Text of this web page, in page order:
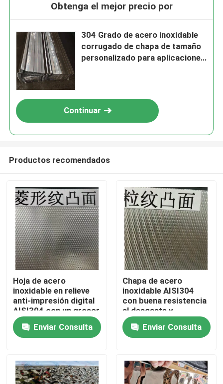
En casa
Productos
Obtenga el mejor precio por
304 Grado de acero inoxidable
corrugado de chapa de tamaño
personalizado para aplicaciones
Continuar
Productos recomendados
Hoja de acero
inoxidable en relieve
anti-impresión digital
AISI304 con un grosor
de 0,4 a 3,0 mm para
aplicaciones
arquitectónicas
Enviar Consulta
Chapa de acero
inoxidable AISI304
con buena resistencia
al desgaste y
superficie grabada
para aplicaciones
decorativas
Enviar Consulta